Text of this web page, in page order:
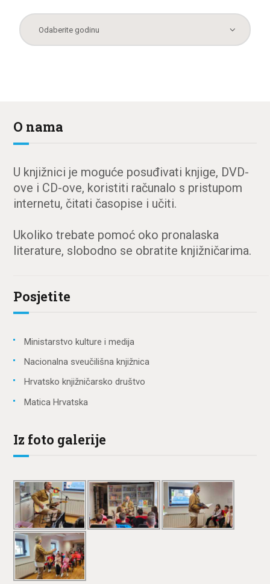
O nama
U knjižnici je moguće posuđivati knjige, DVD-
ove i CD-ove, koristiti računalo s pristupom
internetu, čitati časopise i učiti.
Ukoliko trebate pomoć oko pronalaska
literature, slobodno se obratite knjižničarima.
Posjetite
Ministarstvo kulture i medija
Nacionalna sveučilišna knjižnica
Hrvatsko knjižničarsko društvo
Matica Hrvatska
Iz foto galerije